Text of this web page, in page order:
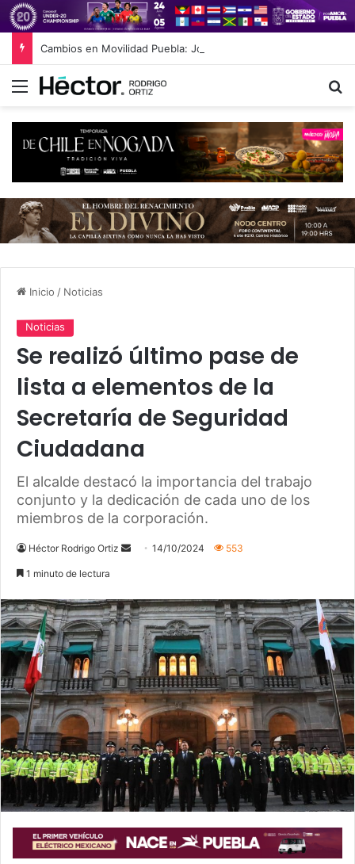
Menú
Inicio / Noticias
Noticias
Se realizó último pase de
lista a elementos de la
Secretaría de Seguridad
Ciudadana
El alcalde destacó la importancia del trabajo
conjunto y la dedicación de cada uno de los
miembros de la corporación.
Héctor Rodrigo Ortiz
d
a
n
e
m
a
i
l
14/10/2024 553
1 minuto de lectura